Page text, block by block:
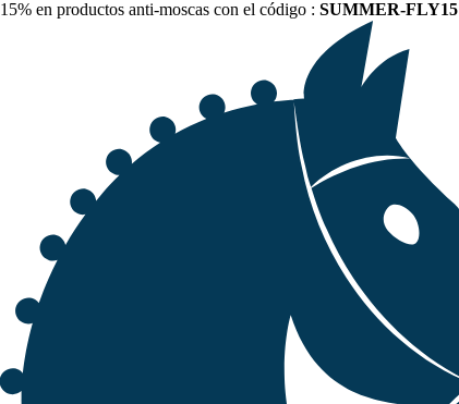
15% en productos anti-moscas con el código : SUMMER-FLY15